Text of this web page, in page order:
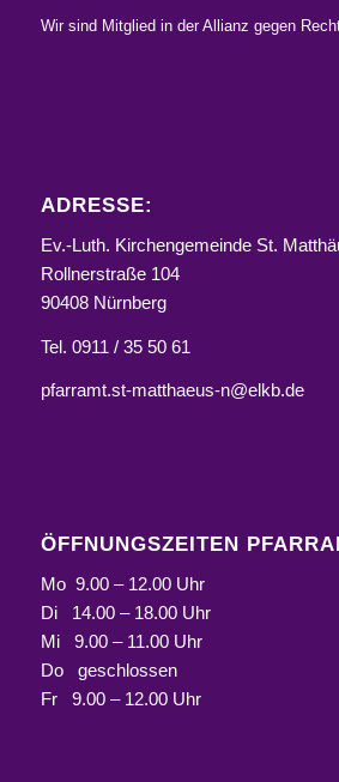
Wir sind Mitglied in der Allianz gegen
ADRESSE:
Ev.-Luth. Kirchengemeinde St.
Rollnerstraße 104
90408 Nürnberg
Tel. 0911 / 35 50 61
pfarramt.st-matthaeus-n@elkb.de
ÖFFNUNGSZEITEN
Mo 9.00 – 12.00 Uhr
Di 14.00 – 18.00 Uhr
Mi 9.00 – 11.00 Uhr
Do geschlossen
Fr 9.00 – 12.00 Uhr